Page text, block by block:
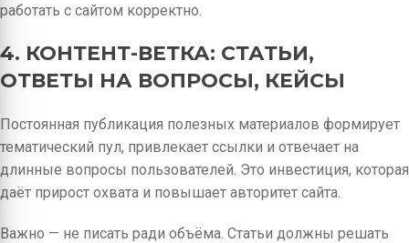
работать с сайтом корректно.
4. КОНТЕНТ-ВЕТКА: СТАТЬИ,
ОТВЕТЫ НА ВОПРОСЫ, КЕЙСЫ
Постоянная публикация полезных материалов формирует
тематический пул, привлекает ссылки и отвечает на
длинные вопросы пользователей. Это инвестиция, которая
даёт прирост охвата и повышает авторитет сайта.
Важно — не писать ради объёма. Статьи должны решать